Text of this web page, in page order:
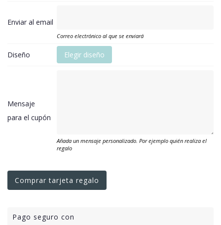
Enviar al email
Correo electrónico al que se enviará
Diseño Elegir diseño
Mensaje
para el cupón
Añada un mensaje personalizado. Por ejemplo quién realiza el
regalo
Comprar tarjeta regalo
Pago seguro con